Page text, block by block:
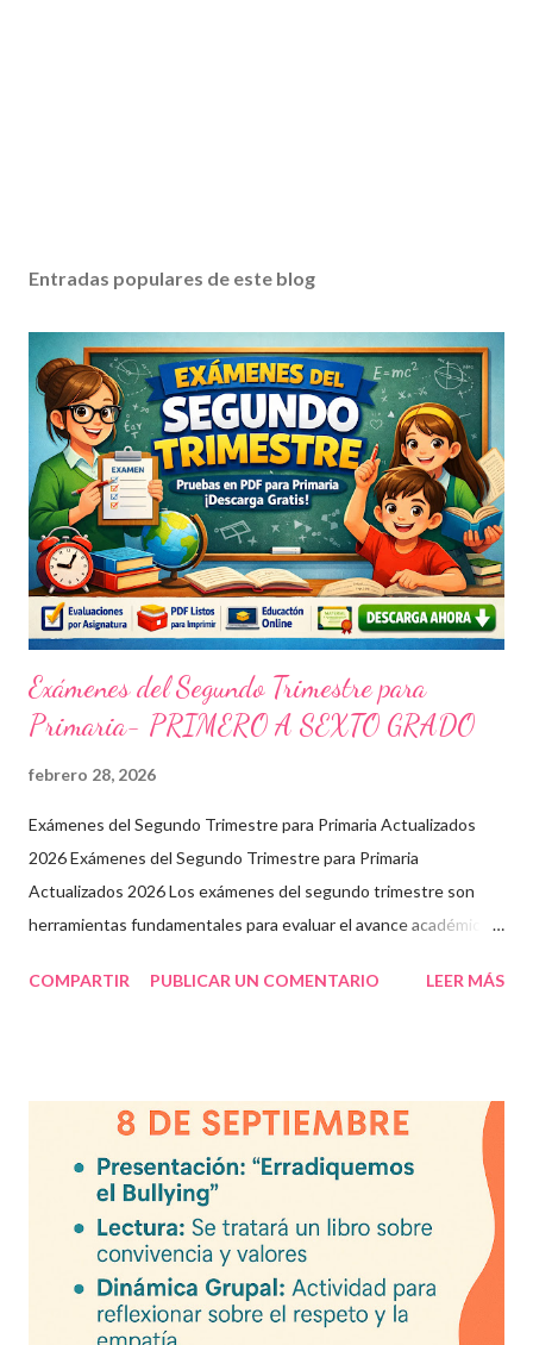
Entradas populares de este blog
Exámenes del Segundo Trimestre para
Primaria- PRIMERO A SEXTO GRADO
febrero 28, 2026
Exámenes del Segundo Trimestre para Primaria Actualizados
2026 Exámenes del Segundo Trimestre para Primaria
Actualizados 2026 Los exámenes del segundo trimestre son
herramientas fundamentales para evaluar el avance académico
descargable en PDF, diseñado para docentes que buscan
frecuentes Beneficios de utilizar estos exámenes trimestrales
Evaluaciones alineadas al programa oficial. Formato optimizado
para impresión o uso en plataformas educativas. Reactivos que
fortalecen la comprensión y el pensamiento crítico. Ideal para
formación docente y evaluación diagnóstica. Material
descargable PDF editable. Estos exámenes también pueden
integrarse en herramientas digitales pa...
COMPARTIR PUBLICAR UN COMENTARIO LEER MÁS